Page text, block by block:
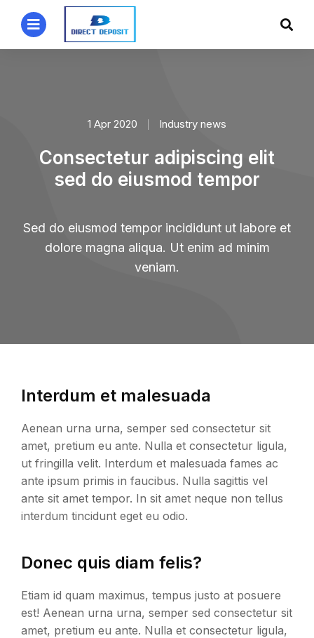
1 Apr 2020 Industry news
Consectetur adipiscing elit
sed do eiusmod tempor
Sed do eiusmod tempor incididunt ut labore et
dolore magna aliqua. Ut enim ad minim
veniam.
Interdum et malesuada
Aenean urna urna, semper sed consectetur sit
amet, pretium eu ante. Nulla et consectetur ligula,
ut fringilla velit. Interdum et malesuada fames ac
ante ipsum primis in faucibus. Nulla sagittis vel
ante sit amet tempor. In sit amet neque non tellus
interdum tincidunt eget eu odio.
Donec quis diam felis?
Etiam id quam maximus, tempus justo at posuere
est! Aenean urna urna, semper sed consectetur sit
amet, pretium eu ante. Nulla et consectetur ligula,